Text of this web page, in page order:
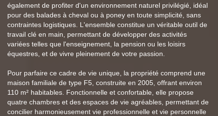
également de profiter d'un environnement naturel privilégié, idéal
pour des balades à cheval ou à poney en toute simplicité, sans
contraintes logistiques. L'ensemble constitue un véritable outil de
travail clé en main, permettant de développer des activités
variées telles que l'enseignement, la pension ou les loisirs
équestres, et de vivre pleinement de votre passion.
Pour parfaire ce cadre de vie unique, la propriété comprend une
maison familiale de type F5, construite en 2005, offrant environ
110 m² habitables. Fonctionnelle et confortable, elle propose
quatre chambres et des espaces de vie agréables, permettant de
concilier harmonieusement vie professionnelle et vie personnelle